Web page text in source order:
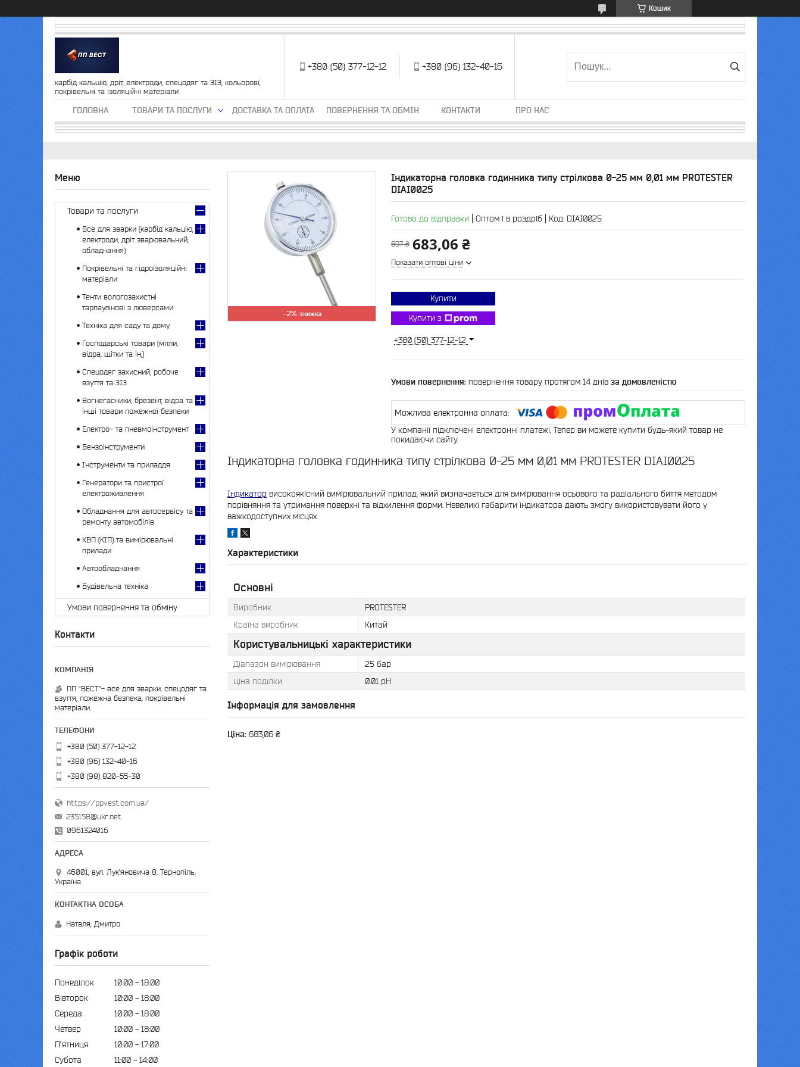
Кошик
карбід кальцію, дріт, електроди, спецодяг та ЗІЗ, кольорові,
покрівельні та ізоляційні матеріали
+380 (50) 377-12-12 +380 (96) 132-40-16
ГОЛОВНА ТОВАРИ ТА ПОСЛУГИ ДОСТАВКА ТА ОПЛАТА ПОВЕРНЕННЯ ТА ОБМІН КОНТАКТИ ПРО НАС
–2%
Індикаторна головка годинника типу стрілкова 0-25 мм 0,01 мм PROTESTER
DIAI0025
Готово до відправки Оптом і в роздріб Код: DIAI0025
697 ₴ 683,06 ₴
Показати оптові ціни
Купити
Купити з
+380 (50) 377-12-12
повернення товару протягом 14 днів за домовленістю
У компанії підключені електронні платежі. Тепер ви можете купити будь-який товар не
покидаючи сайту.
Індикаторна головка годинника типу стрілкова 0-25 мм 0,01 мм PROTESTER DIAI0025
Індикатор високоякісний вимірювальний прилад, який визначається для вимірювання осьового та радіального биття методом
порівняння та утримання поверхні та відхилення форми. Невеликі габарити індикатора дають змогу використовувати його у
важкодоступних місцях.
Характеристики
Основні
Виробник
PROTESTER
Країна виробник
Китай
Користувальницькі характеристики
Діапазон вимірювання
25 бар
Ціна поділки
0.01 pH
Інформація для замовлення
Ціна: 683,06 ₴
Товари та послуги
Все для зварки (карбід кальцію,
електроди, дріт зварювальний,
обладнання)
Покрівельні та гідроізоляційні
матеріали
Тенти вологозахистні
тарпаулінові з люверсами
Техніка для саду та дому
Господарські товари (мітли,
відра, щітки та ін,)
Спецодяг захисний, робоче
взуття та ЗІЗ
Вогнегасники, брезент, відра та
інші товари пожежної безпеки
Електро- та пневмоінструмент
Бензоінструменти
Інструменти та приладдя
Генератори та пристрої
електроживлення
Обладнання для автосервісу та
ремонту автомобілів
КВП (КІП) та вимірювальні
прилади
Автообладнання
Будівельна техніка
Умови повернення та обміну
Контакти
ПП "ВЕСТ"- все для зварки, спецодяг та
взуття, пожежна безпека, покрівельні
матеріали.
+380 (50) 377-12-12
+380 (96) 132-40-16
+380 (98) 820-55-30
https://ppvest.com.ua/
235158@ukr.net
0961324016
46001, вул. Лук'яновича 8, Тернопіль,
Україна
Наталя, Дмитро
Графік роботи
Понеділок 10:00
18:00
Вівторок
10:00
18:00
Середа
10:00
18:00
Четвер
10:00
18:00
Пʼятниця
10:00
17:00
Субота
11:00 14:00